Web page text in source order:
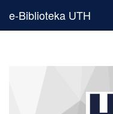
e-Biblioteka UTH